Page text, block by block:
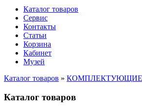
Каталог товаров
Сервис
Контакты
Статьи
Корзина
Кабинет
Музей
Каталог товаров » КОМПЛЕКТУЮЩИЕ
Каталог товаров